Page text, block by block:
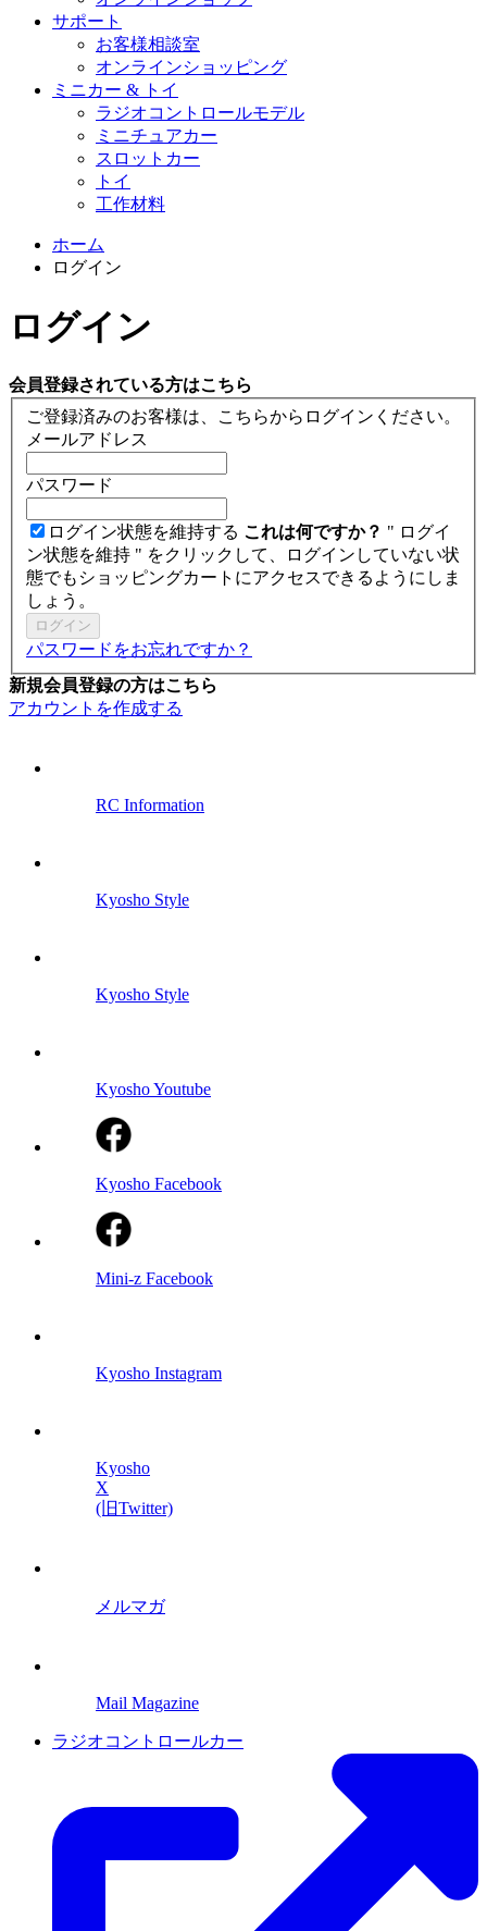
サポート
お客様相談室
オンラインショッピング
ミニカー & トイ
ラジオコントロールモデル
ミニチュアカー
スロットカー
トイ
工作材料
ホーム
ログイン
ログイン
会員登録されている方はこちら
ご登録済みのお客様は、こちらからログインください。
メールアドレス
パスワード
ログイン状態を維持する これは何ですか？ " ログイ
ン状態を維持 " をクリックして、ログインしていない状
態でもショッピングカートにアクセスできるようにしま
しょう。
ログイン
パスワードをお忘れですか？
新規会員登録の方はこちら
アカウントを作成する
RC Information
Kyosho Style
Kyosho Style
Kyosho Youtube
Kyosho Facebook
Mini-z Facebook
Kyosho Instagram
Kyosho
X
(旧Twitter)
メルマガ
Mail Magazine
ラジオコントロールカー